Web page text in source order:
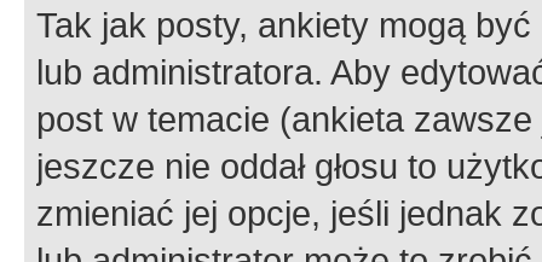
Tak jak posty, ankiety mogą
lub administratora. Aby
post w temacie (ankieta
jeszcze nie oddał głosu to
zmieniać jej opcje, jeśli jednak